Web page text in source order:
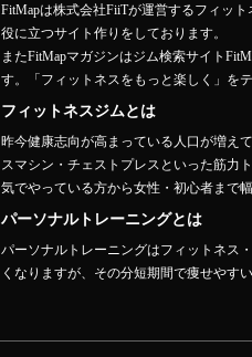
FitMapは株式会社FiiTが運営するフィッ
役に立つサイト作りをしております。
またFitMapマガジンはジム検索サイト
す。「フィットネスをもっと楽しく」を
フィットネスジムとは
昨今健康志向が高まっている人口が増え
スマシン・チェストプレスといった筋力
気でやっている方から女性・初心者まで
パーソナルトレーニングとは
パーソナルトレーニングはフィットネス
くなりますが、その分短期間で痩せやす